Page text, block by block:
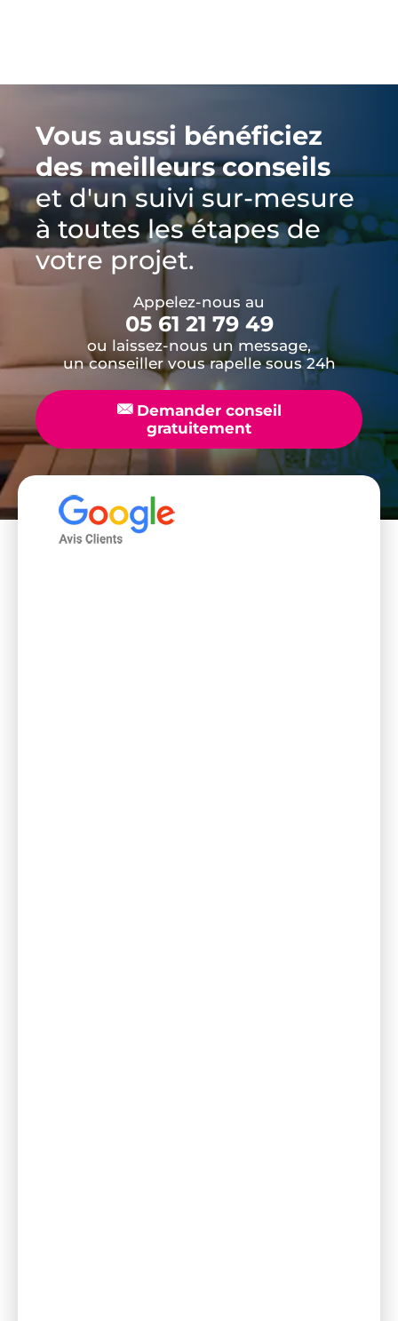
Vous aussi bénéficiez
des meilleurs conseils
et d'un suivi sur-mesure
à toutes les étapes de
votre projet.
Appelez-nous au
05 61 21 79 49
ou laissez-nous un message,
un conseiller vous rapelle sous 24h
📧Demander conseil
gratuitement